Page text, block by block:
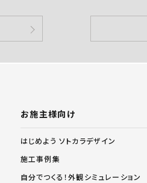
お施主様向け
はじめよう ソトカラデザイン
施工事例集
自分でつくる！外観シミュレーション